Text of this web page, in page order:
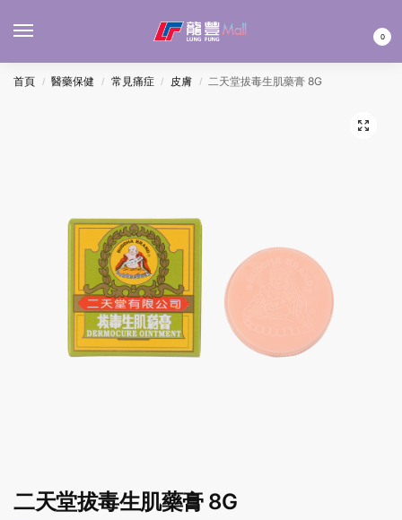
0
首頁 / 醫藥保健 / 常見痛症 / 皮膚 / 二天堂拔毒生肌藥膏 8G
二天堂拔毒生肌藥膏 8G